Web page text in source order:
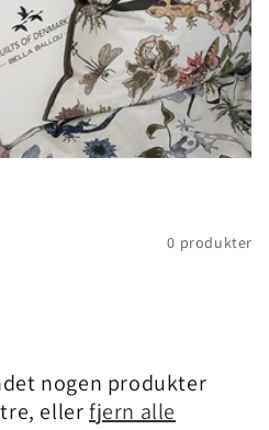
0 produkter
nogen produkter
ellerfjern alle